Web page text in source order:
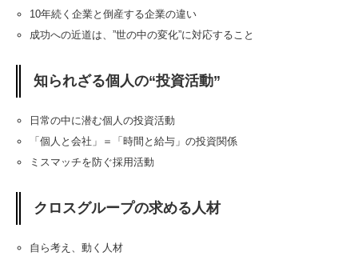
10年続く企業と倒産する企業の違い
成功への近道は、”世の中の変化”に対応すること
知られざる個人の“投資活動”
日常の中に潜む個人の投資活動
「個人と会社」＝「時間と給与」の投資関係
ミスマッチを防ぐ採用活動
クロスグループの求める人材
自ら考え、動く人材